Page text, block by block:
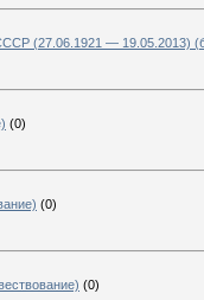
(27.06.1921 — 19.05.2013)
(0)
(0)
(0)